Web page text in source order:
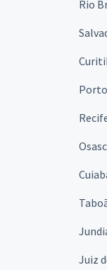
Rio
Juiz